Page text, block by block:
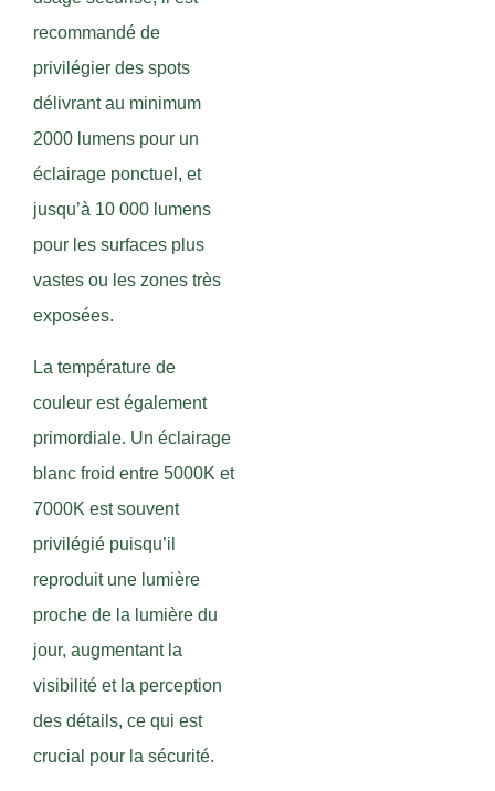
recommandé de
privilégier des spots
délivrant au minimum
2000 lumens pour un
éclairage ponctuel, et
jusqu’à 10 000 lumens
pour les surfaces plus
vastes ou les zones très
exposées.
La température de
couleur est également
primordiale. Un éclairage
blanc froid entre 5000K et
7000K est souvent
privilégié puisqu’il
reproduit une lumière
proche de la lumière du
jour, augmentant la
visibilité et la perception
des détails, ce qui est
crucial pour la sécurité.